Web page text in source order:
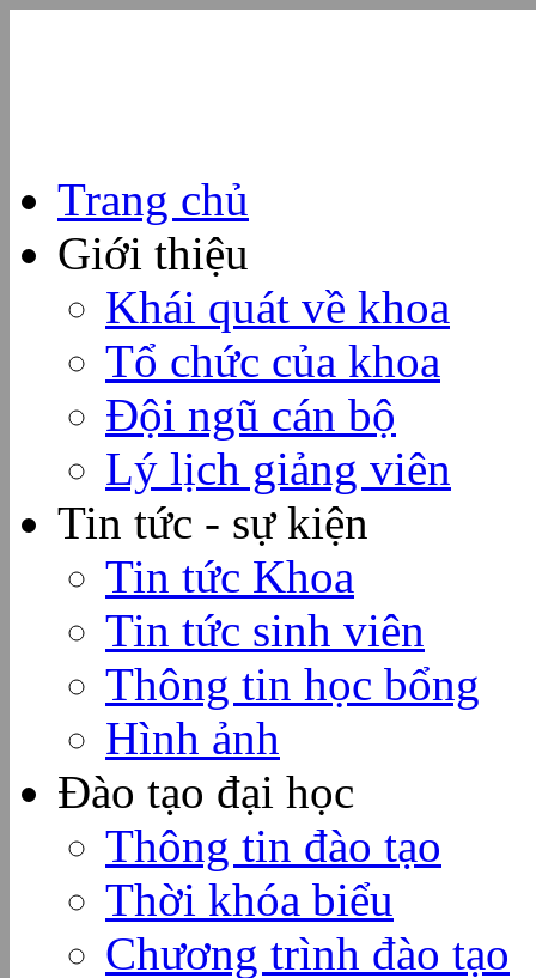
Trang chủ
Giới thiệu
Khái quát về khoa
Tổ chức của khoa
Đội ngũ cán bộ
Lý lịch giảng viên
Tin tức - sự kiện
Tin tức Khoa
Tin tức sinh viên
Thông tin học bổng
Hình ảnh
Đào tạo đại học
Thông tin đào tạo
Thời khóa biểu
Chương trình đào tạo